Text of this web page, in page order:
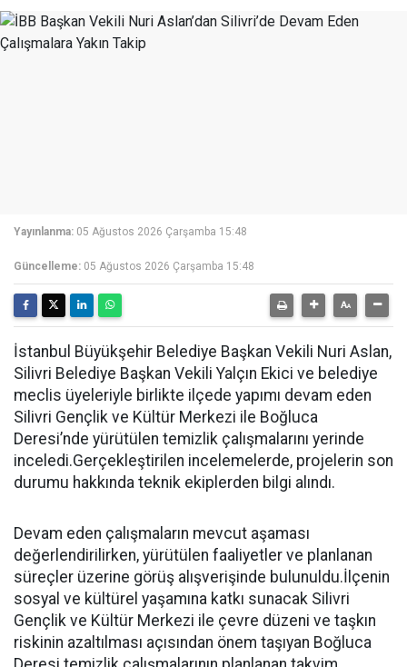
Yayınlanma: 05 Ağustos 2026 Çarşamba 15:48
Güncelleme: 05 Ağustos 2026 Çarşamba 15:48
İstanbul Büyükşehir Belediye Başkan Vekili Nuri Aslan,
Silivri Belediye Başkan Vekili Yalçın Ekici ve belediye
meclis üyeleriyle birlikte ilçede yapımı devam eden
Silivri Gençlik ve Kültür Merkezi ile Boğluca
Deresi’nde yürütülen temizlik çalışmalarını yerinde
inceledi.Gerçekleştirilen incelemelerde, projelerin son
durumu hakkında teknik ekiplerden bilgi alındı.
Devam eden çalışmaların mevcut aşaması
değerlendirilirken, yürütülen faaliyetler ve planlanan
süreçler üzerine görüş alışverişinde bulunuldu.İlçenin
sosyal ve kültürel yaşamına katkı sunacak Silivri
Gençlik ve Kültür Merkezi ile çevre düzeni ve taşkın
riskinin azaltılması açısından önem taşıyan Boğluca